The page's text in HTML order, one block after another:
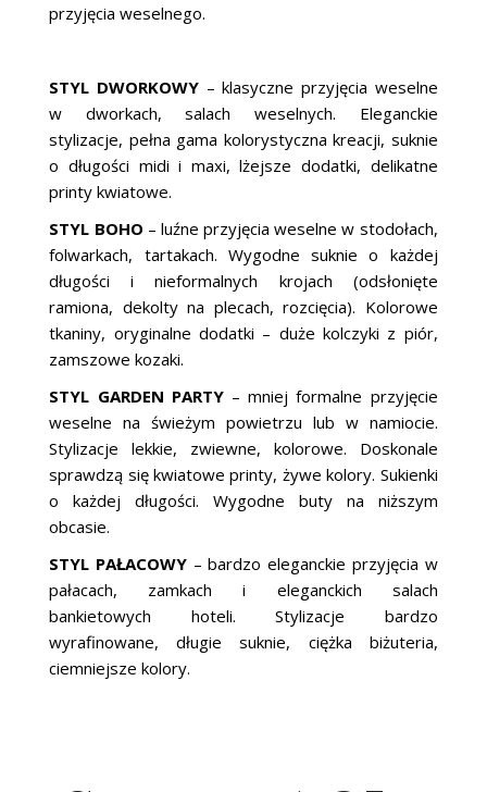
przyjęcia weselnego.
STYL DWORKOWY – klasyczne przyjęcia weselne
w dworkach, salach weselnych. Eleganckie
stylizacje, pełna gama kolorystyczna kreacji, suknie
o długości midi i maxi, lżejsze dodatki, delikatne
printy kwiatowe.
STYL BOHO – luźne przyjęcia weselne w stodołach,
folwarkach, tartakach. Wygodne suknie o każdej
długości i nieformalnych krojach (odsłonięte
ramiona, dekolty na plecach, rozcięcia). Kolorowe
tkaniny, oryginalne dodatki – duże kolczyki z piór,
zamszowe kozaki.
STYL GARDEN PARTY– mniej formalne przyjęcie
weselne na świeżym powietrzu lub w namiocie.
Stylizacje lekkie, zwiewne, kolorowe. Doskonale
sprawdzą się kwiatowe printy, żywe kolory. Sukienki
o każdej długości. Wygodne buty na niższym
obcasie.
STYL PAŁACOWY – bardzo eleganckie przyjęcia w
pałacach, zamkach i eleganckich salach
bankietowych hoteli. Stylizacje bardzo
wyrafinowane, długie suknie, ciężka biżuteria,
ciemniejsze kolory.